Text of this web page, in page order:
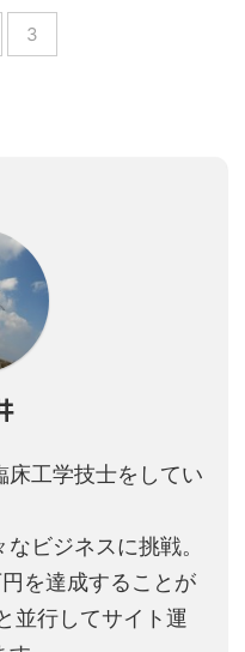
3
床工学技士をしてい
ビジネスに挑戦。
を達成することが
並行してサイト運